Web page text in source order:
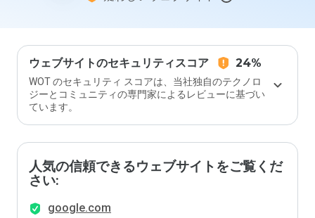
ウェブサイトのセキュリティスコア 24%
WOT のセキュリティ スコアは、当社独自のテクノロ
ジーとコミュニティの専門家によるレビューに基づい
ています。
人気の信頼できるウェブサイトをご覧くだ
さい:
google.com
よう
に評
価し
ます
か？